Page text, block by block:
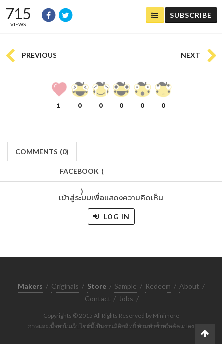
715
VIEWS
SUBSCRIBE
PREVIOUS NEXT
1 0 0 0 0 0
COMMENTS (0)
FACEBOOK (
)
เข้าสู่ระบบเพื่อแสดงความคิดเห็น
LOG IN
Makers / Originals / Store / Sample / Redeem / About /
Contact / Jobs /
Copyrights © 2015 All Rights Reserved by Minimore
ภาพและเนื้อหาในเว็บไซต์นี้เป็นงานมีลิขสิทธิ์ ห้ามทำซ้ำหรือดัดแปลง